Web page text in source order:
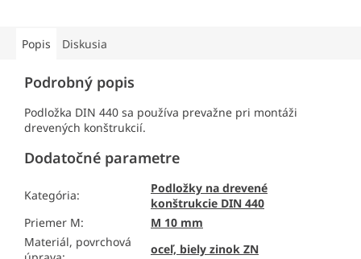
Popis Diskusia
Podrobný popis
Podložka DIN 440 sa používa prevažne pri montáži
drevených konštrukcií.
Dodatočné parametre
Kategória:
Podložky na drevené
konštrukcie DIN 440
Priemer M:
M 10 mm
Materiál, povrchová
oceľ, biely zinok ZN